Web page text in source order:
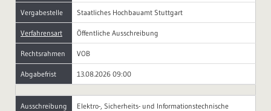
Vergabestelle Staatliches Hochbauamt Stuttgart
Verfahrensart Öffentliche Ausschreibung
Rechtsrahmen VOB
Abgabefrist 13.08.2026 09:00
Ausschreibung
Elektro-, Sicherheits- und Informationstechnische